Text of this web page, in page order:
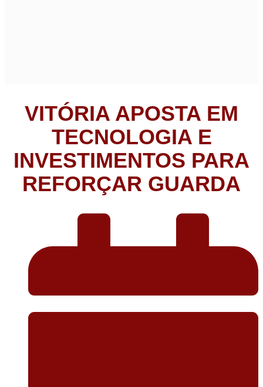
VITÓRIA APOSTA EM
TECNOLOGIA E
INVESTIMENTOS PARA
REFORÇAR GUARDA